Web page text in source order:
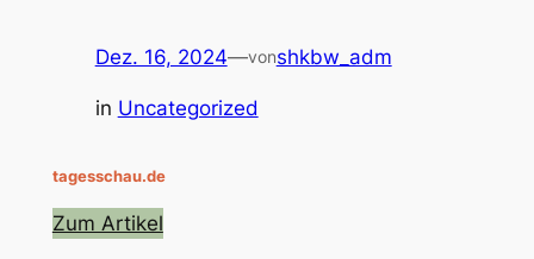
Dez. 16, 2024—vonshkbw_adm
in Uncategorized
tagesschau.de
Zum Artikel